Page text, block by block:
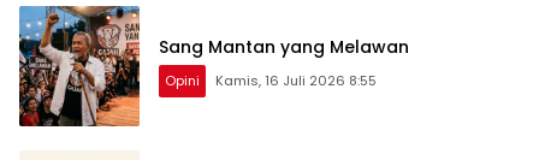
Sang Mantan yang Melawan
Opini Kamis, 16 Juli 2026 8:55